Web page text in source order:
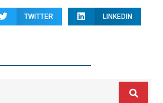
TWITTER LINKEDIN